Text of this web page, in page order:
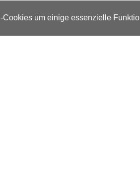
um einige essenzielle